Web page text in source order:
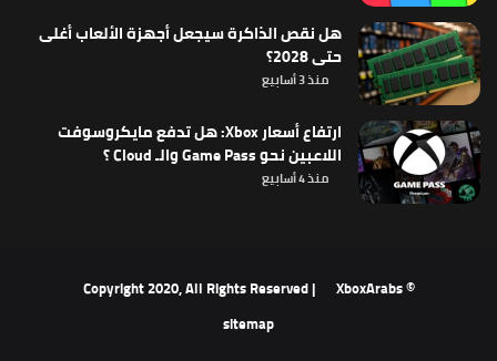
هل نقص الذاكرة سيجعل أجهزة الألعاب أغلى
حتى 2028؟
منذ 3 أسابيع
ارتفاع أسعار Xbox: هل تدفع مايكروسوفت
اللاعبين نحو Game Pass والـ Cloud ؟
منذ 4 أسابيع
© Copyright 2020, All Rights Reserved |
XboxArabs
sitemap